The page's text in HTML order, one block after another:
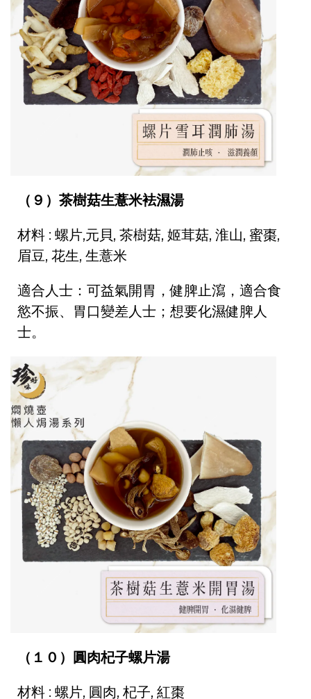
（９）茶樹菇生薏米袪濕湯
材料 : 螺片,元貝, 茶樹菇, 姬茸菇, 淮山, 蜜棗,
眉豆, 花生, 生薏米
適合人士： 可益氣開胃，健脾止瀉，適合食
慾不振、胃口變差人士；想要化濕健脾人
士。
（１０）圓肉杞子螺片湯
材料 : 螺片, 圓肉, 杞子, 紅棗